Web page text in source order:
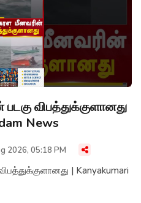
விபத்துக்குளானது
News
2026, 05:18 PM
| Kanyakumari